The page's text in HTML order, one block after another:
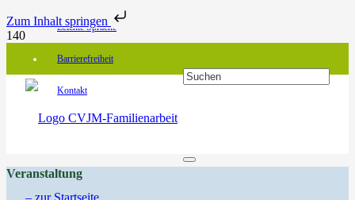
Zum Inhalt springen
Leichte Sprache
Barrierefreiheit
Kontakt
Veranstaltung